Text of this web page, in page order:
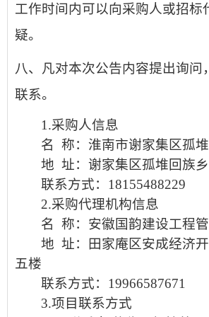
工作时间内可以向采购人或招标
疑。
八、凡对本次公告内容提出询问
联系。
1.采购人信息
名
称： 淮南市谢家集区孤
地 址：谢家集区孤堆回族
联系方式： 18155488229
2.采购代理机构信息
名
称： 安徽国韵建设工程
地 址：田家庵区安成经济
五楼
联系方式： 19966587671
3.项目联系方式